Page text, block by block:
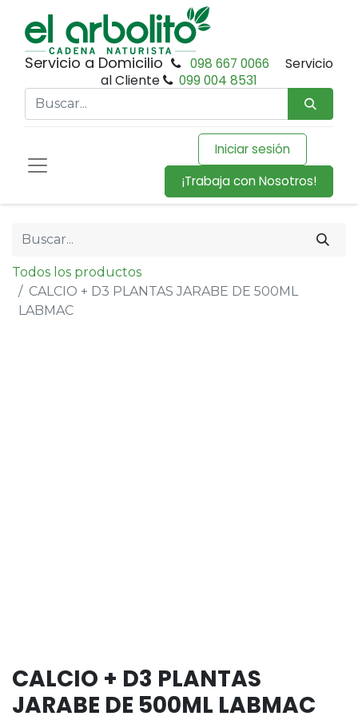
Servicio a Domicilio 098 667 0066
Servicio
al Cliente
099 004 8531
Iniciar sesión
¡Trabaja con Nosotros!
Todos los productos
CALCIO + D3 PLANTAS JARABE DE 500ML
LABMAC
CALCIO + D3 PLANTAS
JARABE DE 500ML LABMAC